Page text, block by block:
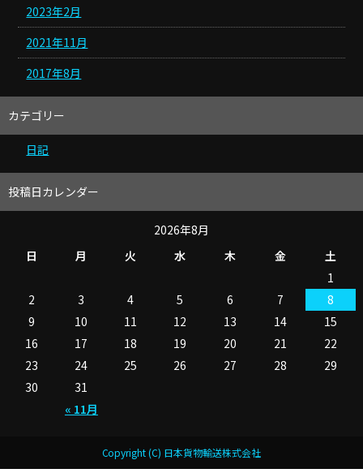
2023年2月
2021年11月
2017年8月
カテゴリー
日記
投稿日カレンダー
2026年8月
日
月 火 水 木 金 土
« 11月
1
2
3 4 5 6 7
8
9
10 11 12 13 14
15
16
17 18 19 20 21
22
23
24 25 26 27 28
29
30
31
Copyright (C) 日本貨物輸送株式会社